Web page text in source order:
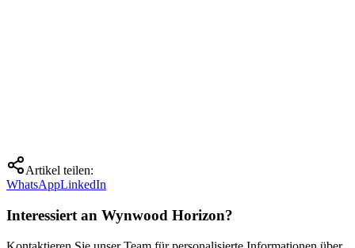
Artikel teilen:
WhatsAppLinkedIn
Interessiert an Wynwood Horizon?